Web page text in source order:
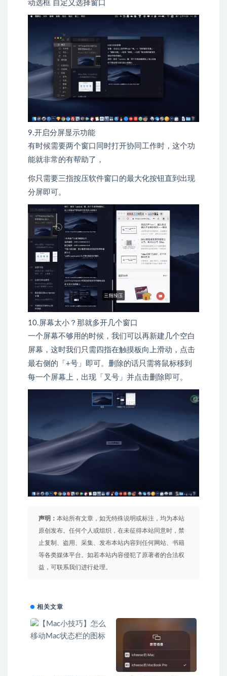
动选框 自定义选择窗口
9.开启分屏显示功能
有时候需要两个窗口同时打开协同工作时，这个功
能就非常的有帮助了，
你只需要三指按压软件窗口的最大化按钮直到出现
分屏即可。
10.屏幕太小？那就多开几个窗口
一个屏幕不够用的时候，我们可以再新建几个空白
屏幕，这时我们只需四指在触摸板向上滑动，点击
最右侧的「+号」即可。删除的话只需将鼠标移到
每一个屏幕上，出现「叉号」并点击删除即可。
声明： 本站所有文章，如无特殊说明或标注，均为本站
原创发布。任何个人或组织，在未征得本站同意时，禁
止复制、盗用、采集、发布本站内容到任何网站、书籍
等各类媒体平台。如若本站内容侵犯了原著者的合法权
益，可联系我们进行处理。
相关文章